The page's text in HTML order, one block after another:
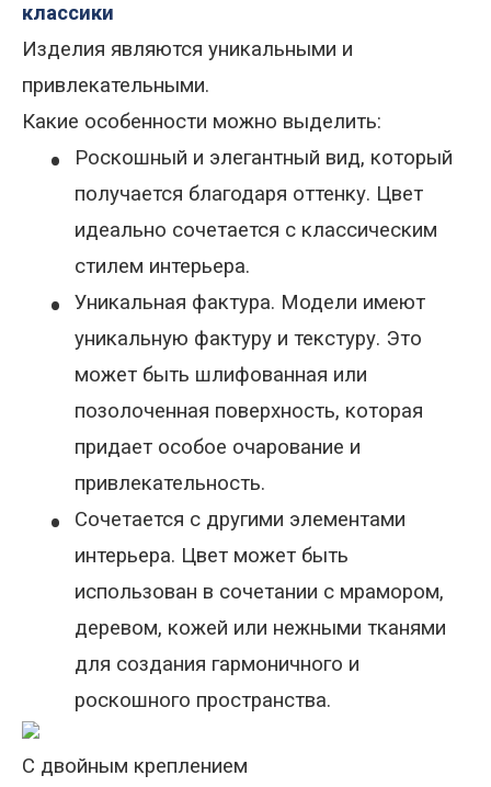
классики
Изделия являются уникальными и
привлекательными.
Какие особенности можно выделить:
•
Роскошный и элегантный вид, который
получается благодаря оттенку. Цвет
идеально сочетается с классическим
стилем интерьера.
•
Уникальная фактура. Модели имеют
уникальную фактуру и текстуру. Это
может быть шлифованная или
позолоченная поверхность, которая
придает особое очарование и
привлекательность.
•
Сочетается с другими элементами
интерьера. Цвет может быть
использован в сочетании с мрамором,
деревом, кожей или нежными тканями
для создания гармоничного и
роскошного пространства.
С двойным креплением